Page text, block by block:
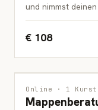
und nimmst
€ 108
INTERDISZIPLINÄR
ERWACHSENE
Online · 1